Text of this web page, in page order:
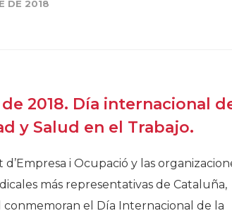
DE 2018
2018. Día internacional
y Salud en el Trabajo.
i Ocupació y las
más representativas de Cataluña,
conmemoran el Día Internacional de la